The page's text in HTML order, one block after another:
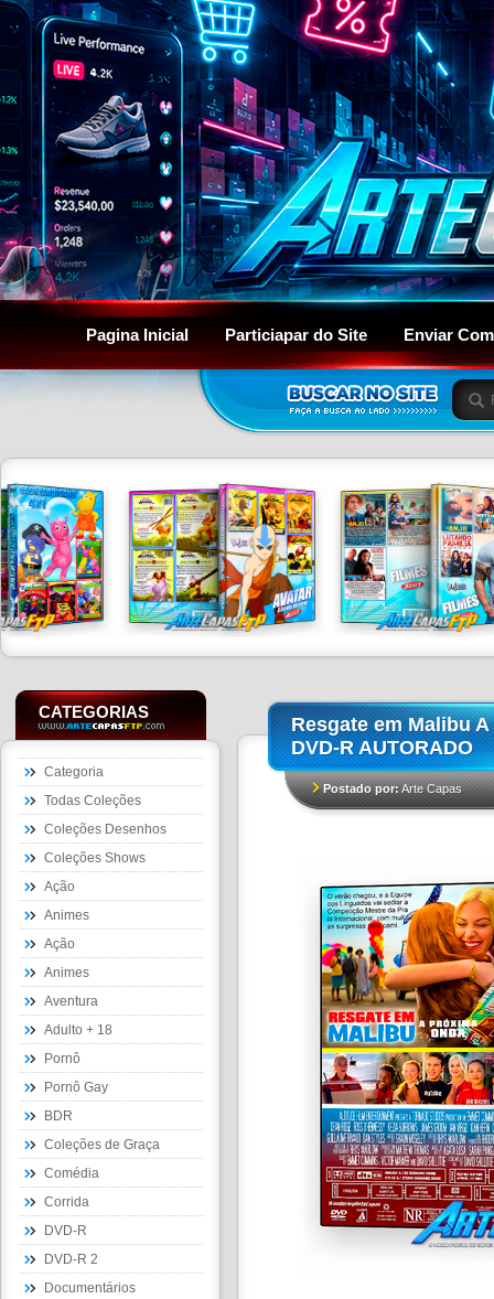
Pagina Inicial Particiapar do Site Enviar
CATEGORIAS
Categoria
Todas Coleções
Coleções Desenhos
Coleções Shows
Ação
Animes
Ação
Animes
Aventura
Adulto + 18
Pornô
Pornô Gay
BDR
Coleções de Graça
Comédia
Corrida
DVD-R
DVD-R 2
Documentários
Resgate em Malibu
DVD-R AUTORADO
Postado por:Arte Capas